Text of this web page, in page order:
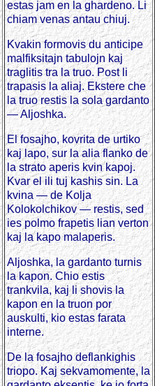
estas jam en la ghardeno. Li
chiam venas antau chiuj.
Kvakin formovis du anticipe
malfiksitajn tabulojn kaj
traglitis tra la truo. Post li
trapasis la aliaj. Ekstere che
la truo restis la sola gardanto
— Aljoshka.
El fosajho, kovrita de urtiko
kaj lapo, sur la alia flanko de
la strato aperis kvin kapoj.
Kvar el ili tuj kashis sin. La
kvina — de Kolja
Kolokolchikov — restis, sed
ies polmo frapetis lian verton
kaj la kapo malaperis.
Aljoshka, la gardanto turnis
la kapon. Chio estis
trankvila, kaj li shovis la
kapon en la truon por
auskulti, kio estas farata
interne.
De la fosajho deflankighis
triopo. Kaj sekvamomente, la